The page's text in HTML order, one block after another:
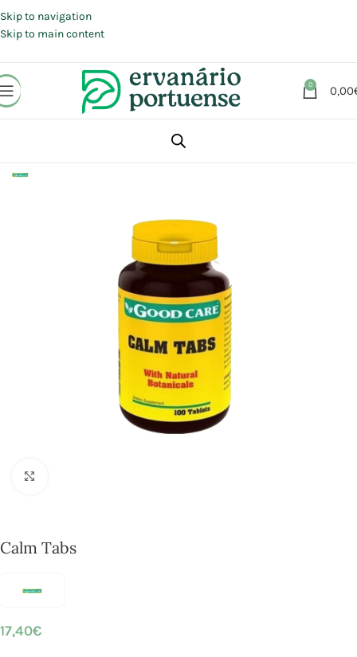
Skip to navigation
Skip to main content
0 0,00
Suplementos alimentares
Calm Tabs
17,40€